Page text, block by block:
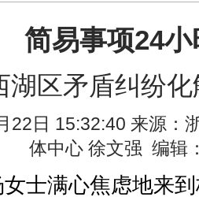
简易事项24
湖区矛盾纠纷化
22日 15:32:40 来源：
体中心 徐文强 编辑
士满心焦虑地来